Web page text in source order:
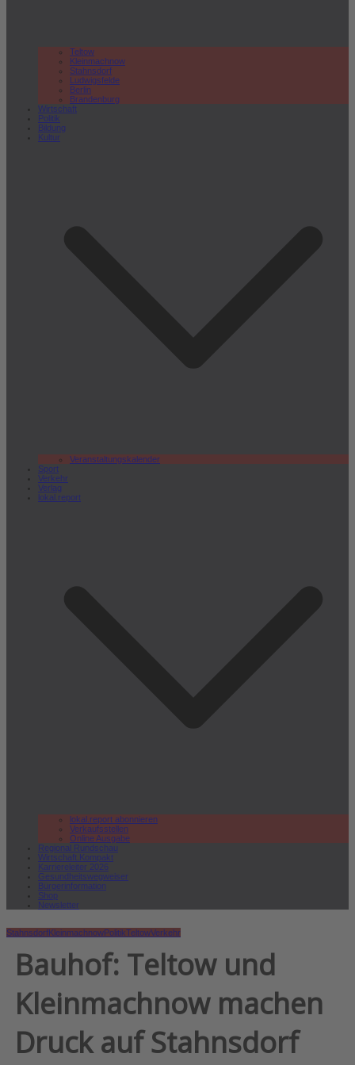
Teltow
Kleinmachnow
Stahnsdorf
Ludwigsfelde
Berlin
Brandenburg
Wirtschaft
Politik
Bildung
Kultur
Veranstaltungskalender
Sport
Verkehr
Verlag
lokal.report
lokal.report abonnieren
Verkaufsstellen
Online Ausgabe
Regional Rundschau
Wirtschaft.Kompakt
Karriereleiter 2026
Gesundheitswegweiser
Bürgerinformation
Shop
Newsletter
StahnsdorfKleinmachnowPolitikTeltowVerkehr
Bauhof: Teltow und
Kleinmachnow machen
Druck auf Stahnsdorf